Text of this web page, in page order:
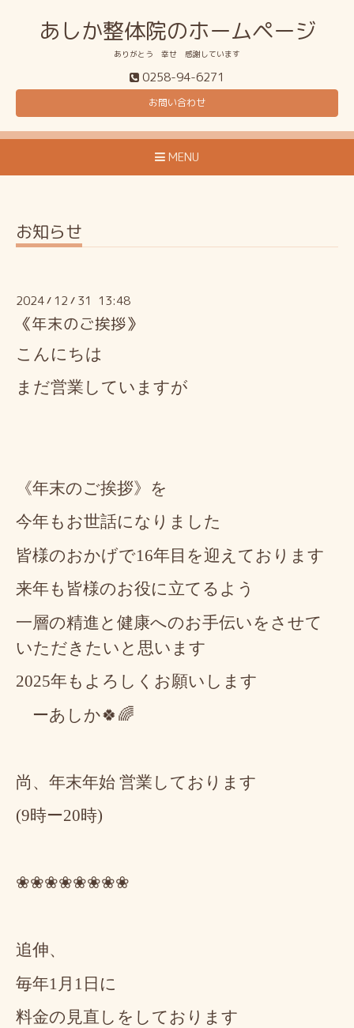
あしか整体院のホームページ
ありがとう 幸せ 感謝しています
0258-94-6271
お問い合わせ
MENU
お知らせ
2024/ 12 / 31 13:48
《年末のご挨拶》
こんにちは
まだ営業していますが
《年末のご挨拶》を
今年もお世話になりました
皆様のおかげで16年目を迎えております
来年も皆様のお役に立てるよう
一層の精進と健康へのお手伝いをさせて
いただきたいと思います
2025年もよろしくお願いします
ーあしか🍀🌈
尚、年末年始 営業しております
(9時ー20時)
❀❀❀❀❀❀❀❀
追伸、
毎年1月1日に
料金の見直しをしております